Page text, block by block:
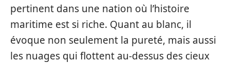
pertinent dans une nation où l’histoire
maritime est si riche. Quant au blanc, il
évoque non seulement la pureté, mais aussi
les nuages qui flottent au-dessus des cieux